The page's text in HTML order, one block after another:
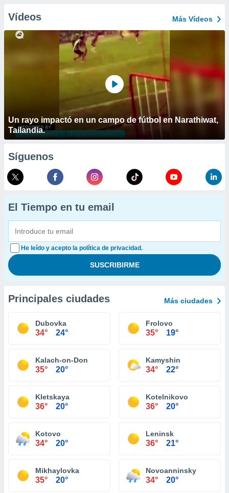
Vídeos Más Vídeos
Un rayo impactó en un campo de fútbol en Narathiwat,
Tailandia.
Síguenos
El Tiempo en tu email
He leído y acepto la política de privacidad.
Principales ciudades Más ciudades
Dubovka
34° 24°
Frolovo
35° 19°
Kalach-on-Don
35° 20°
Kamyshin
34° 22°
Kletskaya
36° 20°
Kotelnikovo
36° 20°
Kotovo
34° 20°
Leninsk
36° 21°
Mikhaylovka
35° 20°
Novoanninsky
34° 20°